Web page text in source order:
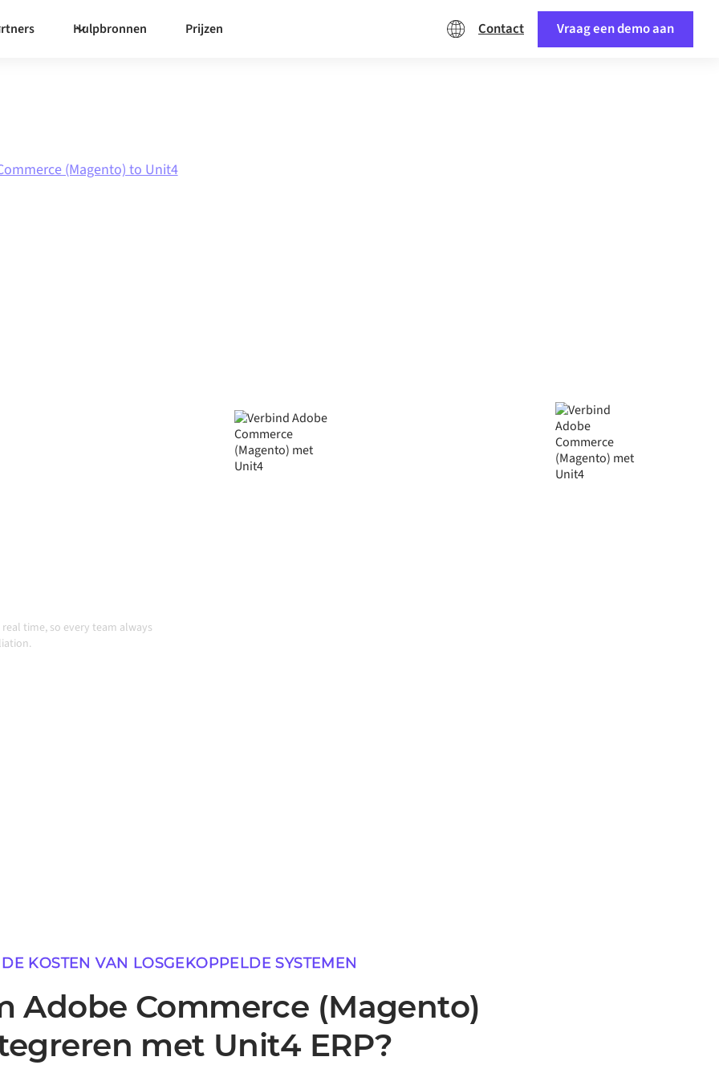
Hulpbronnen Prijzen Contact Vraag een demo aan
(Magento) to Unit4
time, so every team always
DE KOSTEN VAN LOSGEKOPPELDE SYSTEMEN
Adobe Commerce (Magento)
met Unit4 ERP?